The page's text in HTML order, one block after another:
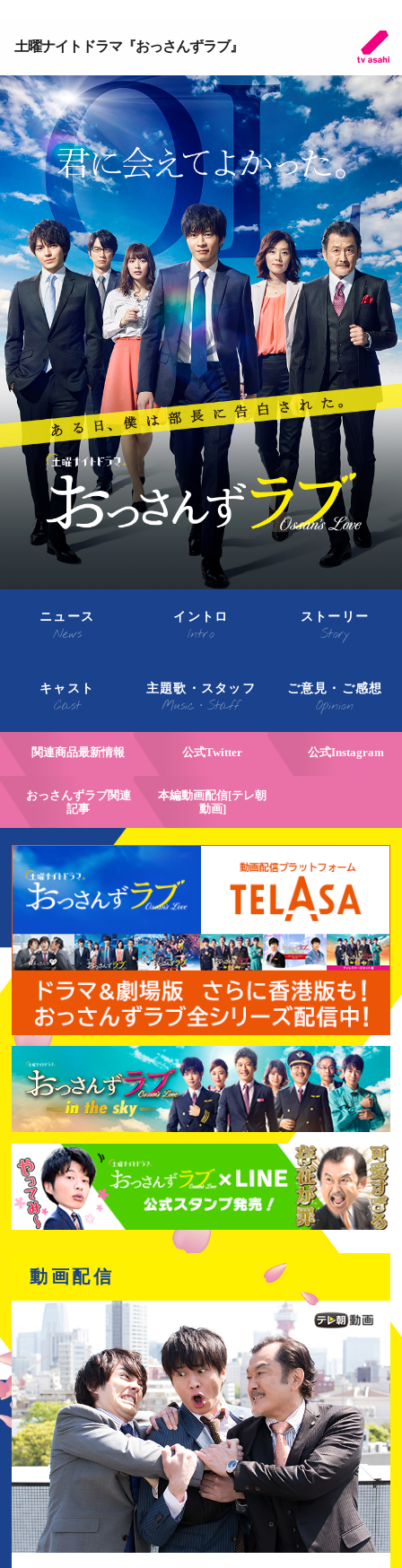
土曜ナイトドラマ『おっさんずラブ』
ニュース
News
イントロ
Intro
ストーリー
Story
キャスト
Cast
主題歌・スタッフ
Music・Staff
ご意見・ご感想
Opinion
関連商品最新情報 公式Twitter 公式Instagram
おっさんずラブ関連
記事
本編動画配信[テレ朝
動画]
動画配信